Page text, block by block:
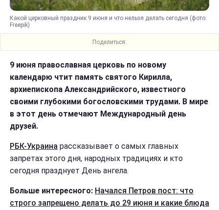
Какой церковный праздник 9 июня и что нельзя делать сегодня (фото:
Freepik)
Поделиться:
9 июня православная церковь по новому
календарю чтит память святого Кирилла,
архиепископа Александрийского, известного
своими глубокими богословскими трудами. В мире
в этот день отмечают Международный день
друзей.
РБК-Украина рассказывает о самых главных
запретах этого дня, народных традициях и кто
сегодня празднует День ангела.
Больше интересного: Начался Петров пост: что
строго запрещено делать до 29 июня и какие блюда